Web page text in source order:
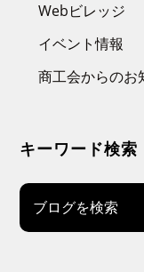
Webビレッジ
イベント情報
商工会からのお
キーワード検索